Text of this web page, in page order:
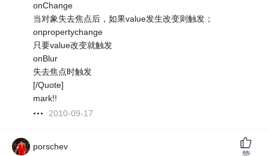
onChange
当对象失去焦点后，如果value发生改变则触发；
onpropertychange
只要value改变就触发
onBlur
失去焦点时触发
[/Quote]
mark!!
2010-09-17
porschev
赞